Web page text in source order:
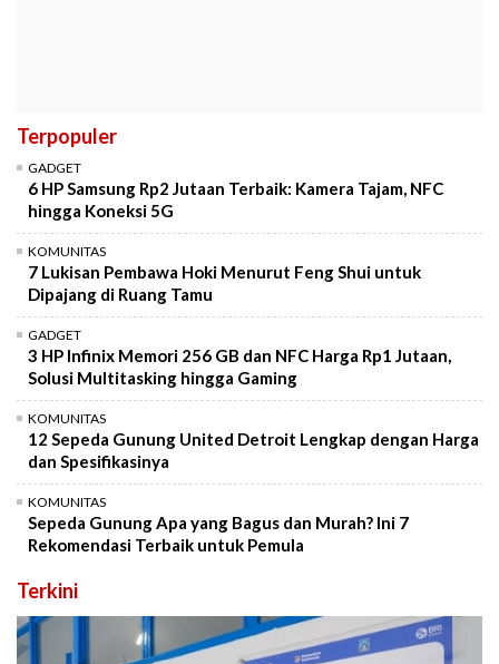
Terpopuler
GADGET
6 HP Samsung Rp2 Jutaan Terbaik: Kamera Tajam, NFC
hingga Koneksi 5G
KOMUNITAS
7 Lukisan Pembawa Hoki Menurut Feng Shui untuk
Dipajang di Ruang Tamu
GADGET
3 HP Infinix Memori 256 GB dan NFC Harga Rp1 Jutaan,
Solusi Multitasking hingga Gaming
KOMUNITAS
12 Sepeda Gunung United Detroit Lengkap dengan Harga
dan Spesifikasinya
KOMUNITAS
Sepeda Gunung Apa yang Bagus dan Murah? Ini 7
Rekomendasi Terbaik untuk Pemula
Terkini